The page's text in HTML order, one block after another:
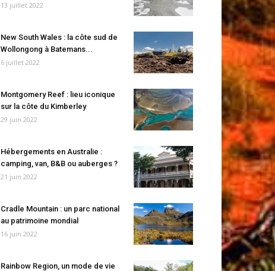
13 juillet 2022
New South Wales : la côte sud de
Wollongong à Batemans...
6 juillet 2022
Montgomery Reef : lieu iconique
sur la côte du Kimberley
29 juin 2022
Hébergements en Australie :
camping, van, B&B ou auberges ?
21 juin 2022
Cradle Mountain : un parc national
au patrimoine mondial
16 juin 2022
Rainbow Region, un mode de vie